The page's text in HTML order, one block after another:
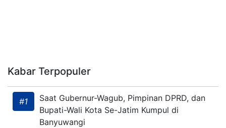
Kabar Terpopuler
#1
Saat Gubernur-Wagub, Pimpinan DPRD, dan
Bupati-Wali Kota Se-Jatim Kumpul di
Banyuwangi